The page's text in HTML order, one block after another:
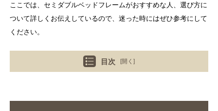
ここでは、セミダブルベッドフレームがおすすめな人、選び方に
ついて詳しくお伝えしているので、迷った時にはぜひ参考にして
ください。
目次 [開く]